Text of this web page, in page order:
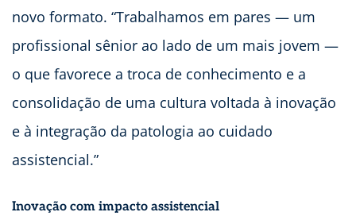
novo formato. “Trabalhamos em pares — um
profissional sênior ao lado de um mais jovem —
o que favorece a troca de conhecimento e a
consolidação de uma cultura voltada à inovação
e à integração da patologia ao cuidado
assistencial.”
Inovação com impacto assistencial